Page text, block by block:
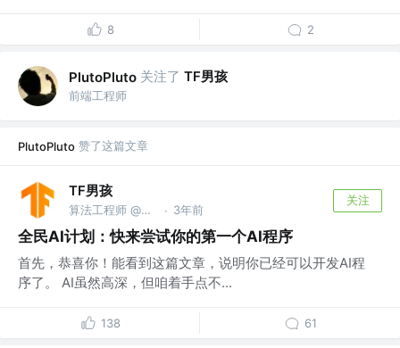
8 2
PlutoPluto 关注了 TF男孩
前端工程师
PlutoPluto 赞了这篇文章
TF男孩
算法工程师 @教育行业视觉方向 · 3年前
关注
全民AI计划：快来尝试你的第一个AI程序
首先，恭喜你！能看到这篇文章，说明你已经可以开发AI程
序了。 AI虽然高深，但咱着手点不...
138 61